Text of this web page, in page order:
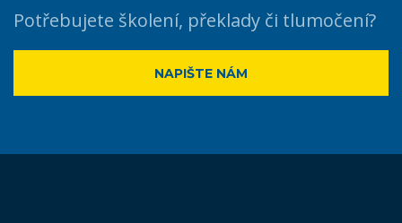
Potřebujete školení, překlady či tlumočení?
NAPIŠTE NÁM